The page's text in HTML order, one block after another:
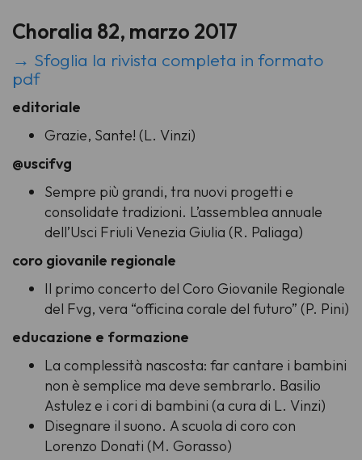
Choralia 82, marzo 2017
→ Sfoglia la rivista completa in formato
pdf
editoriale
Grazie, Sante! (L. Vinzi)
@uscifvg
Sempre più grandi, tra nuovi progetti e
consolidate tradizioni. L’assemblea annuale
dell’Usci Friuli Venezia Giulia (R. Paliaga)
coro giovanile regionale
Il primo concerto del Coro Giovanile Regionale
del Fvg, vera “officina corale del futuro” (P. Pini)
educazione e formazione
La complessità nascosta: far cantare i bambini
non è semplice ma deve sembrarlo. Basilio
Astulez e i cori di bambini (a cura di L. Vinzi)
Disegnare il suono. A scuola di coro con
Lorenzo Donati (M. Gorasso)